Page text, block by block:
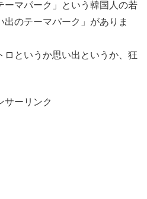
ーマパーク」という韓国人の若
のテーマパーク」がありま
ロというか思い出というか、狂
サーリンク